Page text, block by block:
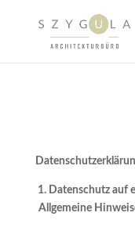
1. Datenschutz auf
Allgemeine